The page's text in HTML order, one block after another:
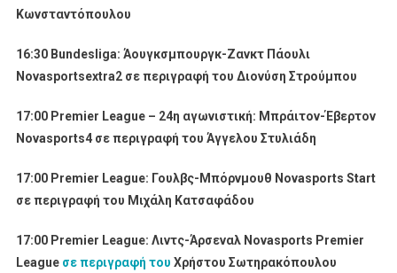
Κωνσταντόπουλου
16:30 Bundesliga: Άουγκσμπουργκ-Ζανκτ Πάουλι
Novasportsextra2 σε περιγραφή του Διονύση Στρούμπου
17:00 Premier League– 24η αγωνιστική: Μπράιτον-Έβερτον
Novasports4 σε περιγραφή του Άγγελου Στυλιάδη
17:00 Premier League: Γουλβς-Μπόρνμουθ Novasports Start
σε περιγραφή του Μιχάλη Κατσαφάδου
17:00 Premier League: Λιντς-Άρσεναλ Novasports Premier
League σε περιγραφή του Χρήστου Σωτηρακόπουλου